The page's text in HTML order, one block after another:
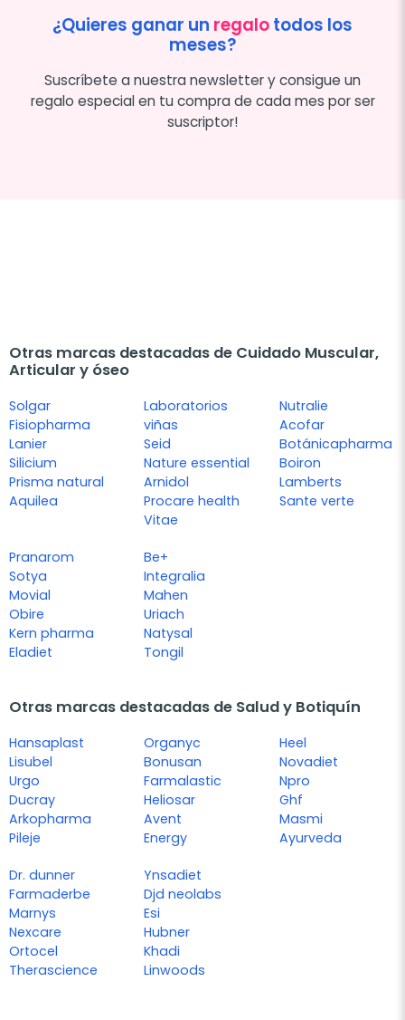
¿Quieres ganar un regalotodos los
meses?
Suscríbete a nuestra newsletter y consigue un
regalo especial en tu compra de cada mes por ser
suscriptor!
Otras marcas destacadas de Cuidado Muscular,
Articular y óseo
Solgar
Fisiopharma
Lanier
Silicium
Prisma natural
Aquilea
Laboratorios
viñas
Seid
Nature essential
Arnidol
Procare health
Vitae
Nutralie
Acofar
Botánicapharma
Boiron
Lamberts
Sante verte
Pranarom
Sotya
Movial
Obire
Kern pharma
Eladiet
Be+
Integralia
Mahen
Uriach
Natysal
Tongil
Otras marcas destacadas de Salud y Botiquín
Hansaplast
Lisubel
Urgo
Ducray
Arkopharma
Pileje
Organyc
Bonusan
Farmalastic
Heliosar
Avent
Energy
Heel
Novadiet
Npro
Ghf
Masmi
Ayurveda
Dr. dunner
Farmaderbe
Marnys
Nexcare
Ortocel
Therascience
Ynsadiet
Djd neolabs
Esi
Hubner
Khadi
Linwoods